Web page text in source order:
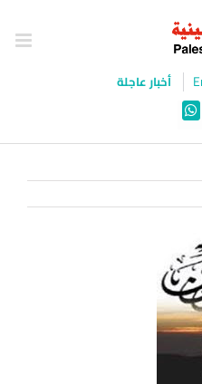
أخبار عاجلة
WhatsApp